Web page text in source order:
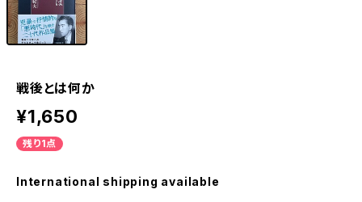
戦後とは何か
¥1,650
残り1点
International shipping available